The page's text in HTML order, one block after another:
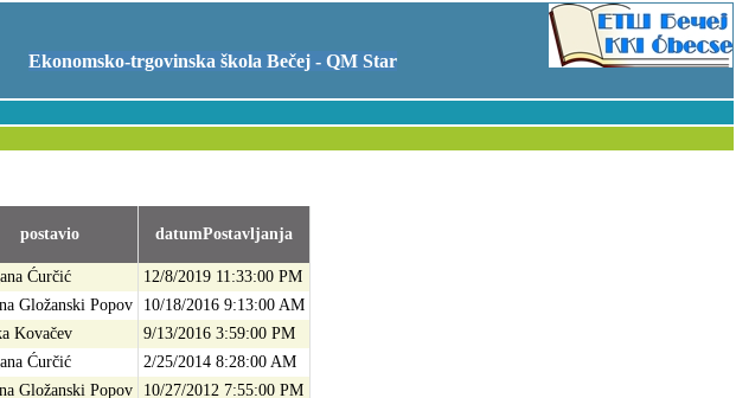
Ekonomsko-trgovinska škola Bečej - QM Star
postavio datumPostavljanja
Ćurčić
12/8/2019 11:33:00 PM
Gložanski Popov
10/18/2016 9:13:00 AM
Kovačev
9/13/2016 3:59:00 PM
Ćurčić
2/25/2014 8:28:00 AM
Gložanski Popov 10/27/2012 7:55:00 PM